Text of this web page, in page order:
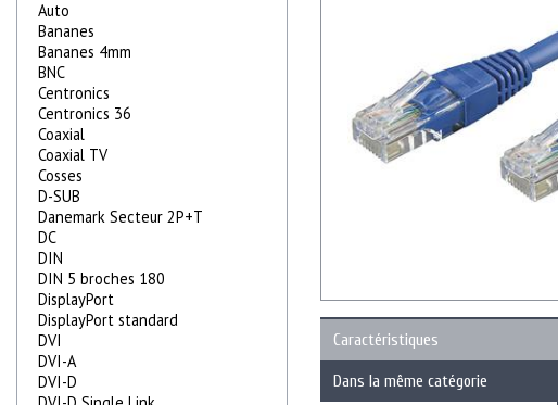
Auto
Bananes
Bananes 4mm
BNC
Centronics
Centronics 36
Coaxial
Coaxial TV
Cosses
D-SUB
Danemark Secteur 2P+T
DC
DIN
DIN 5 broches 180
DisplayPort
DisplayPort standard
DVI
DVI-A
DVI-D
Caractéristiques
Dans la même catégorie